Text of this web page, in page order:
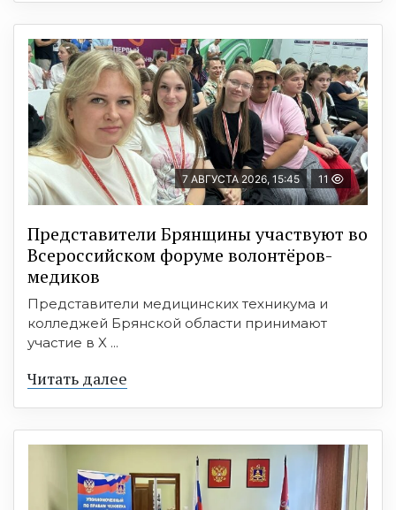
7 АВГУСТА 2026, 15:45 11
Представители Брянщины участвуют во
Всероссийском форуме волонтёров-
медиков
Представители медицинских техникума и
колледжей Брянской области принимают
участие в X ...
Читать далее